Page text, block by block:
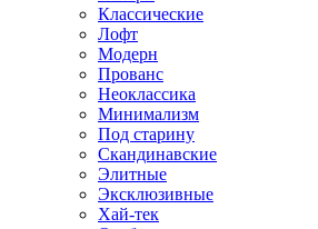
Классические
Лофт
Модерн
Прованс
Неоклассика
Минимализм
Под старину
Скандинавские
Элитные
Эксклюзивные
Хай-тек